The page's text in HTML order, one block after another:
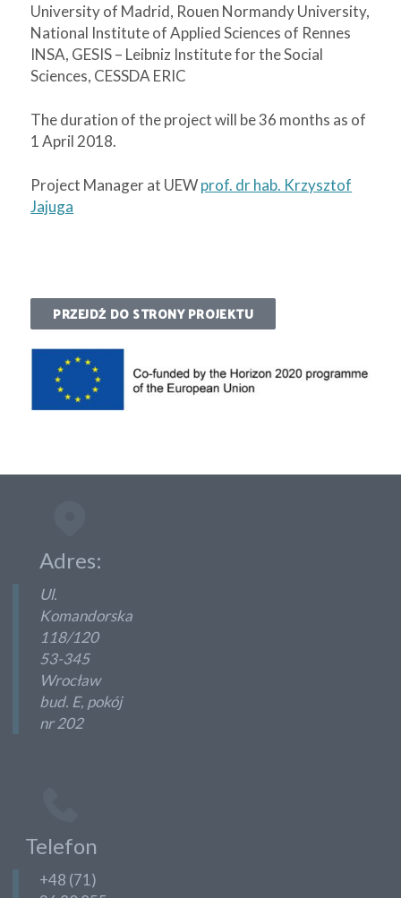
University of Madrid, Rouen Normandy University,
National Institute of Applied Sciences of Rennes
INSA, GESIS – Leibniz Institute for the Social
Sciences, CESSDA ERIC
The duration of the project will be 36 months as of
1 April 2018.
Project Manager at UEWprof. dr hab. Krzysztof
Jajuga
PRZEJDŹ DO STRONY PROJEKTU
Adres:
Ul.
Komandorska
118/120
53-345
Wrocław
bud. E, pokój
nr 202
Telefon
+48 (71)